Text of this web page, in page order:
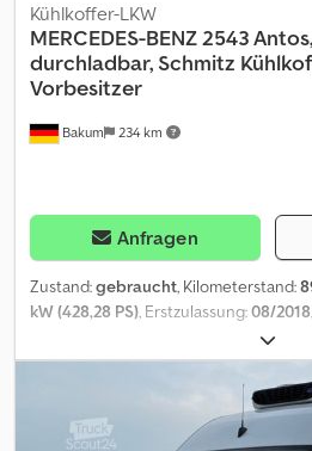
Bakum 234 km
Kühlkoffer-LKW
MERCEDES-BENZ2543 Antos,
durchladbar, Schmitz
Vorbesitzer
Anfragen
Zustand:gebraucht, Kilometerstand:
kW (428,28 PS), Erstzulassung:08/2018
, maximales
Gesamtgewicht:26.000 kg,
, Achsen-
Weiß,
Getriebetyp:
Automatisch ,